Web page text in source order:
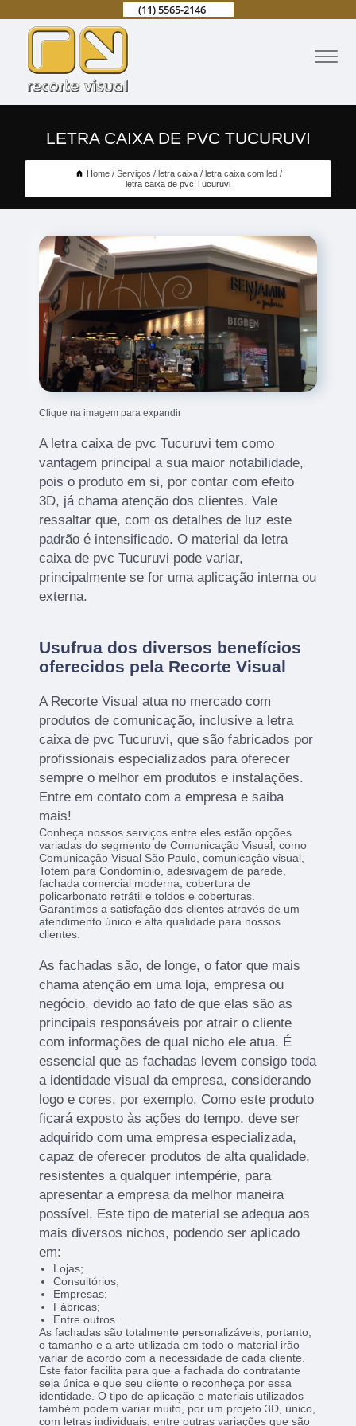
(11) 5565-2146
LETRA CAIXA DE PVC TUCURUVI
Home Serviços letra caixa
letra caixa com led
letra caixa de pvc Tucuruvi
Clique na imagem para expandir
A letra caixa de pvc Tucuruvi tem como
vantagem principal a sua maior notabilidade,
pois o produto em si, por contar com efeito
3D, já chama atenção dos clientes. Vale
ressaltar que, com os detalhes de luz este
padrão é intensificado. O material da letra
caixa de pvc Tucuruvi pode variar,
principalmente se for uma aplicação interna ou
externa.
Usufrua dos diversos benefícios
oferecidos pela Recorte Visual
A Recorte Visual atua no mercado com
produtos de comunicação, inclusive a letra
caixa de pvc Tucuruvi, que são fabricados por
profissionais especializados para oferecer
sempre o melhor em produtos e instalações.
Entre em contato com a empresa e saiba
mais!
Conheça nossos serviços entre eles estão opções
variadas do segmento de Comunicação Visual, como
Comunicação Visual São Paulo, comunicação visual,
Totem para Condomínio, adesivagem de parede,
fachada comercial moderna, cobertura de
policarbonato retrátil e toldos e coberturas.
Garantimos a satisfação dos clientes através de um
atendimento único e alta qualidade para nossos
clientes.
As fachadas são, de longe, o fator que mais
chama atenção em uma loja, empresa ou
negócio, devido ao fato de que elas são as
principais responsáveis por atrair o cliente
com informações de qual nicho ele atua. É
essencial que as fachadas levem consigo toda
a identidade visual da empresa, considerando
logo e cores, por exemplo. Como este produto
ficará exposto às ações do tempo, deve ser
adquirido com uma empresa especializada,
capaz de oferecer produtos de alta qualidade,
resistentes a qualquer intempérie, para
apresentar a empresa da melhor maneira
possível. Este tipo de material se adequa aos
mais diversos nichos, podendo ser aplicado
em:
Lojas;
Consultórios;
Empresas;
Fábricas;
Entre outros.
As fachadas são totalmente personalizáveis, portanto,
o tamanho e a arte utilizada em todo o material irão
variar de acordo com a necessidade de cada cliente.
Este fator facilita para que a fachada do contratante
seja única e que seu cliente o reconheça por essa
identidade. O tipo de aplicação e materiais utilizados
também podem variar muito, por um projeto 3D, único,
com letras individuais, entre outras variações que são